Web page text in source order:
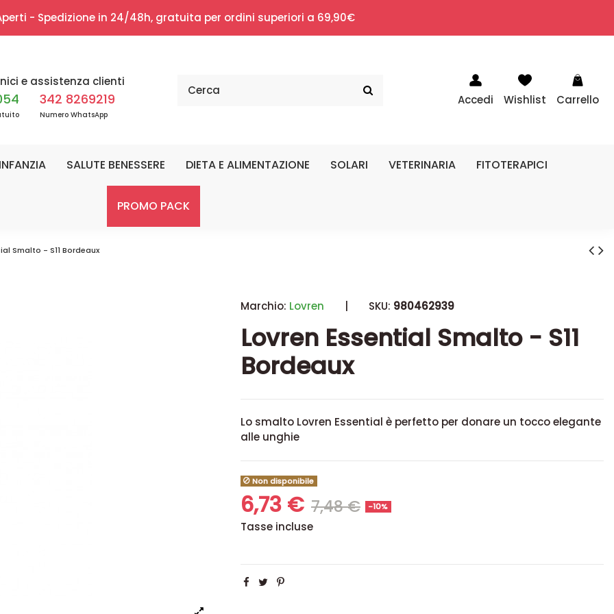
- Spedizione in 24/48h, gratuita per ordini superiori a 69,90€
e assistenza clienti
342 8269219
Numero WhatsApp
Accedi Wishlist Carrello
SALUTE BENESSERE DIETA E ALIMENTAZIONE SOLARI VETERINARIA FITOTERAPICI
PROMO PACK
Smalto - S11 Bordeaux
Marchio: Lovren | SKU: 980462939
Lovren Essential Smalto - S11
Bordeaux
Lo smalto Lovren Essential è perfetto per donare un tocco elegante
Non disponibile
6,73 €7,48 €